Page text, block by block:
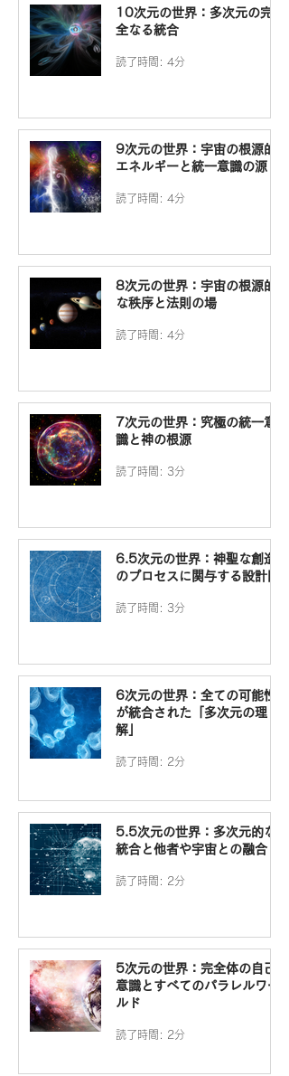
10次元の世界：多次元の完
全なる統合
読了時間: 4分
9次元の世界：宇宙の根源的
エネルギーと統一意識の源
読了時間: 4分
8次元の世界：宇宙の根源的
な秩序と法則の場
読了時間: 4分
7次元の世界：究極の統一意
識と神の根源
読了時間: 3分
6.5次元の世界：神聖な創造
のプロセスに関与する設計図
読了時間: 3分
6次元の世界：全ての可能性
が統合された「多次元の理
解」
読了時間: 2分
5.5次元の世界：多次元的な
統合と他者や宇宙との融合
読了時間: 2分
5次元の世界：完全体の自己
意識とすべてのパラレルワー
ルド
読了時間: 2分